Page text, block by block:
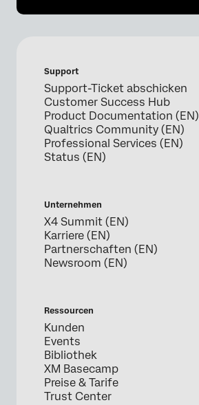
Support
Support-Ticket abschicken
Customer Success Hub
Product Documentation (EN)
Qualtrics Community (EN)
Professional Services (EN)
Status (EN)
Unternehmen
X4 Summit (EN)
Karriere (EN)
Partnerschaften (EN)
Newsroom (EN)
Ressourcen
Kunden
Events
Bibliothek
XM Basecamp
Preise & Tarife
Trust Center